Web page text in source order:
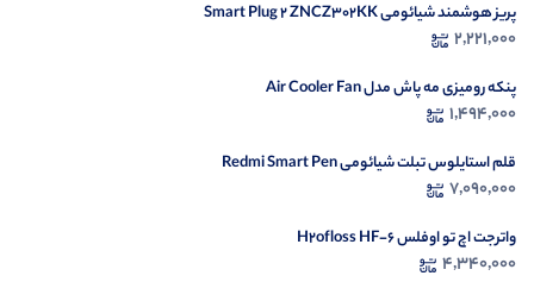
پریز هوشمند شیائومی Smart Plug 2 ZNCZ302KK
2,221,000
پنکه رومیزی مه پاش مدل Air Cooler Fan
1,494,000
قلم استایلوس تبلت شیائومی Redmi Smart Pen
7,090,000
واترجت اچ تو اوفلس H2ofloss HF-6
4,340,000